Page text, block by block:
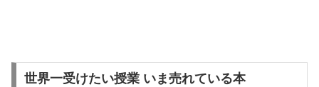
世界一受けたい授業 いま売れている本